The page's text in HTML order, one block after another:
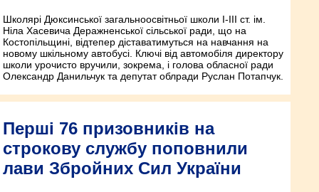
Школярі Дюксинської загальноосвітньої школи І-ІІІ ст. ім.
Ніла Хасевича Деражненської сільської ради, що на
Костопільщині, відтепер діставатимуться на навчання на
новому шкільному автобусі. Ключі від автомобіля директору
школи урочисто вручили, зокрема, і голова обласної ради
Олександр Данильчук та депутат облради Руслан Потапчук.
Перші 76 призовників на
строкову службу поповнили
лави Збройних Сил України